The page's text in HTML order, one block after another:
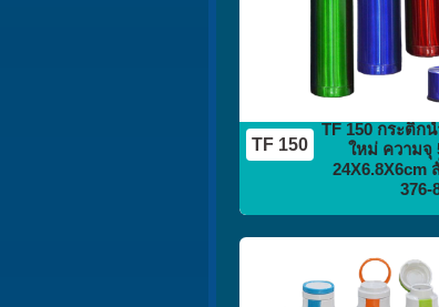
TF 150
TF 150 กระติก
ใหม่ ความจุ
24X6.8X6cm
376-
กระติก
กระบอกน้ำ
flask